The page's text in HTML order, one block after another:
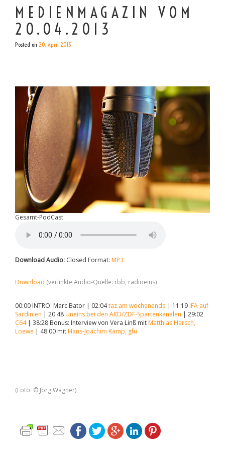
MEDIENMAGAZIN VOM
20.04.2013
Posted on 20. April 2013
Gesamt-PodCast
Download Audio: Closed Format: MP3
Download (verlinkte Audio-Quelle: rbb, radioeins)
00:00 INTRO: Marc Bator | 02:04taz.am wochenende | 11:19 IFA auf
Sardinien | 20:48 Uneins bei den ARD/ZDF-Spartenkanälen | 29:02
C64 | 38:28 Bonus: Interview von Vera Linß mit Matthias Harsch,
Loewe | 48:00 mit Hans-Joachim Kamp, gfu
(Foto: © Jörg Wagner)